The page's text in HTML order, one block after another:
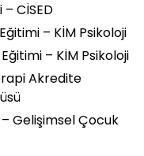
CİSED
– KİM Psikoloji
– KİM Psikoloji
Akredite
Gelişimsel Çocuk